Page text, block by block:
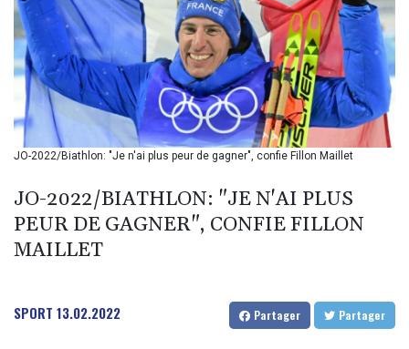
BIF 2994.283829
BMD 1
BND 1.284641
BOB 12.117713
BRL 5.123699
BSD 1.001871
BTN 95.346152
BWP 13.550126
BZD 2.01494
CAD 1.40211
CLF 0.023195
CLP 915.879673
JO-2022/Biathlon: "Je n'ai plus peur de gagner", confie Fillon Maillet
JO-2022/BIATHLON: "JE N'AI PLUS
PEUR DE GAGNER", CONFIE FILLON
MAILLET
SPORT 13.02.2022 Partager Partager